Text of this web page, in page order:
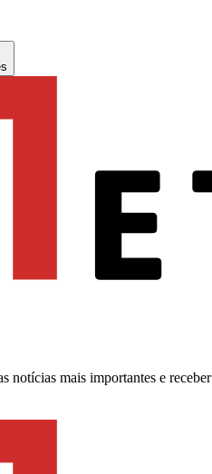
notícias mais importantes e receber